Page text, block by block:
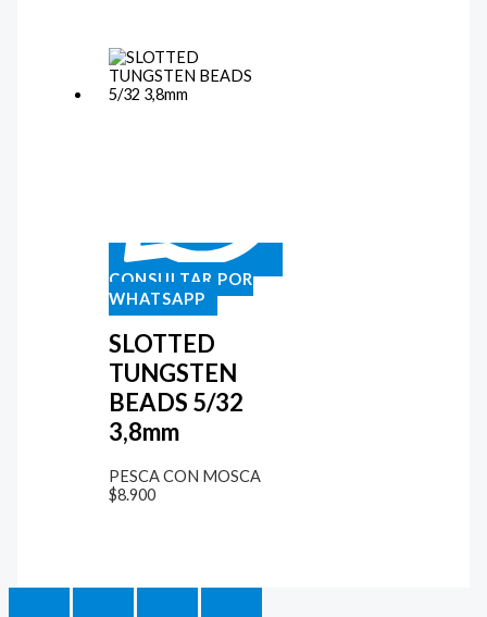
CONSULTAR POR
WHATSAPP
SLOTTED
TUNGSTEN
BEADS 5/32
3,8mm
PESCA CON MOSCA
$8.900